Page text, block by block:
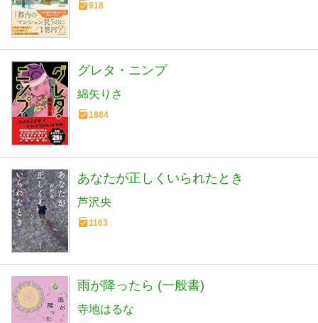
918
グレタ・ニンプ
綿矢りさ
1884
あなたが正しくいられたとき
芦沢央
1163
雨が降ったら (一般書)
寺地はるな